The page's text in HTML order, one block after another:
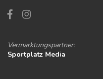
Vermarktungspartner:
Sportplatz Media